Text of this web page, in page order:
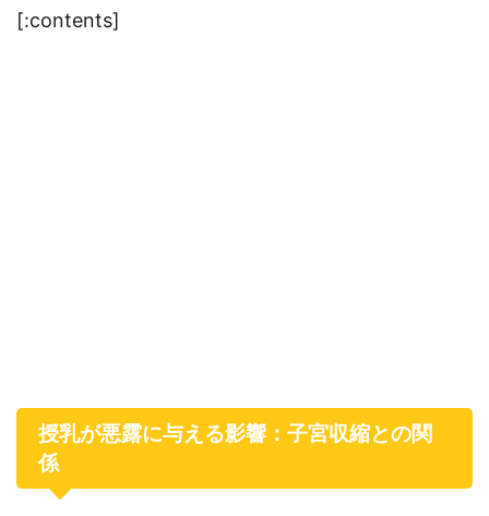
[:contents]
授乳が悪露に与える影響：子宮収縮との関
係